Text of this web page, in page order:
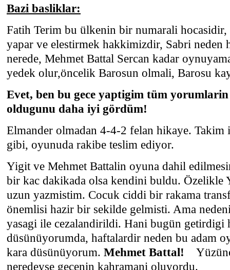
Bazi basliklar:
Fatih Terim bu ülkenin bir numarali
yapar ve elestirmek hakkimizdir, Sabri neden
nerede, Mehmet Battal Sercan kadar
yedek olur,öncelik Barosun olmali, Barosu
Evet, ben bu gece yaptigim tüm
oldugunu daha iyi gördüm!
Elmander olmadan 4-4-2 felan hikaye.
gibi, oyunuda rakibe teslim ediyor.
Yigit ve Mehmet Battalin oyuna dahil
bir kac dakikada olsa kendini buldu. Özelikle
uzun yazmistim. Cocuk ciddi bir rakama
önemlisi hazir bir sekilde gelmisti. Ama
yasagi ile cezalandirildi. Hani bugün getirdigi
düsünüyorumda, haftalardir neden bu adam
kara düsünüyorum. Mehmet Battal!
neredeyse gecenin kahramani oluyordu.